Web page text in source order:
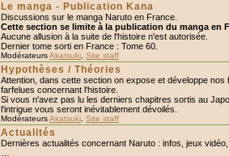
Le manga - Publication Kana
Discussions sur le manga Naruto en France.
Cette section se limite à la publication du manga en
Aucune allusion à la suite de l'histoire n'est autorisée.
Dernier tome sorti en France : Tome 60.
ModérateursAkatsuki Site staff
Hypothèses / Théories
Attention, dans cette section on expose et développe nos
farfelues concernant l'histoire.
Si vous n'avez pas lu les derniers chapitres sortis au
l'intrigue vous seront inévitablement dévoilés.
ModérateursAkatsuki Site staff
Actualités
Dernières actualités concernant Naruto : infos, jeux